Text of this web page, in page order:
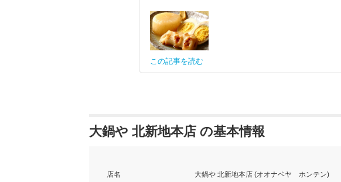
この記事を読む
大鍋や 北新地本店 の基本情報
店名 大鍋や 北新地本店 (オオナベヤ ホンテン)